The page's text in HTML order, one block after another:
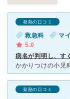
発熱の口コミ
救急科 マ
5.0
病名が判明し、す
発熱の口コミ